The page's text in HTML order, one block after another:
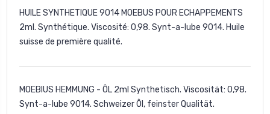
HUILE SYNTHETIQUE 9014 MOEBUS POUR ECHAPPEMENTS
2ml. Synthétique. Viscosité: 0,98. Synt-a-lube 9014. Huile
suisse de première qualité.
MOEBIUS HEMMUNG - ÔL 2ml Synthetisch. Viscosität: 0,98.
Synt-a-lube 9014. Schweizer Ôl, feinster Qualität.